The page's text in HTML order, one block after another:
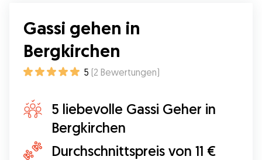
Unterstützung!”
Gassi gehen in
Bergkirchen
5 (2 Bewertungen)
5 liebevolle Gassi Geher in
Bergkirchen
Durchschnittspreis von 11 €